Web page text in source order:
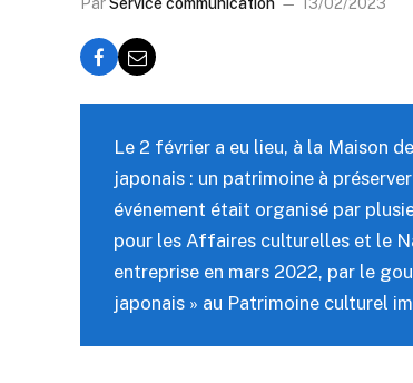
Le 2 février a eu lieu, à la Maison
japonais : un patrimoine à
événement était organisé par
pour les Affaires culturelles et le
entreprise en mars 2022, par le
japonais » au Patrimoine culturel